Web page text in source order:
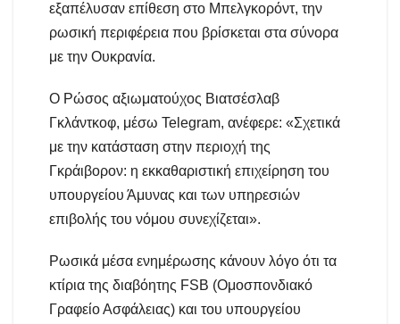
εξαπέλυσαν επίθεση στο Μπελγκορόντ, την
ρωσική περιφέρεια που βρίσκεται στα σύνορα
με την Ουκρανία.
Ο Ρώσος αξιωματούχος Βιατσέσλαβ
Γκλάντκοφ, μέσω Telegram, ανέφερε: «Σχετικά
με την κατάσταση στην περιοχή της
Γκράιβορον: η εκκαθαριστική επιχείρηση του
υπουργείου Άμυνας και των υπηρεσιών
επιβολής του νόμου συνεχίζεται».
Ρωσικά μέσα ενημέρωσης κάνουν λόγο ότι τα
κτίρια της διαβόητης FSB (Ομοσπονδιακό
Γραφείο Ασφάλειας) και του υπουργείου